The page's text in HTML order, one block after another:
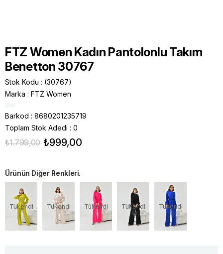
FTZ Women Kadın Pantolonlu Takım
Benetton 30767
Stok Kodu
(30767)
Marka : FTZ Women
Barkod : 8680201235719
Toplam Stok Adedi : 0
₺1.799,00 ₺999,00
Ürünün Diğer Renkleri.
Tükendi Tükendi Tükendi Tükendi Tükendi